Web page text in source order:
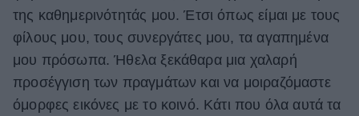
Χωρίς Ταμπέλες
Women's Forum
της καθημερινότητάς μου. Έτσι όπως είμαι με τους
φίλους μου, τους συνεργάτες μου, τα αγαπημένα
μου πρόσωπα. Ήθελα ξεκάθαρα μια χαλαρή
προσέγγιση των πραγμάτων και να μοιραζόμαστε
όμορφες εικόνες με το κοινό. Κάτι που όλα αυτά τα